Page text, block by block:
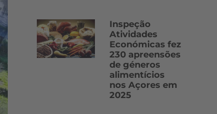
Inspeção
Atividades
Económicas fez
230 apreensões
de géneros
alimentícios
nos Açores em
2025